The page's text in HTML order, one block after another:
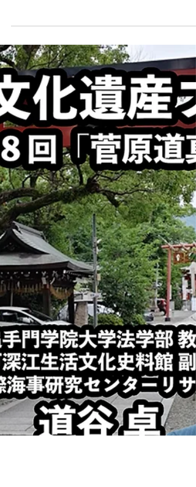
去の歴史を今に伝える「海洋文化遺産」を「水中考古学
という分野を基本として、本プロジェクトに携わる専門
の意見を交えながら学際的研究として行います。プロジ
クトは前半と後半に分かれており、前期は2024年８月〜
2025年９月までとなり、今回は後期の公募です。 後期
は、公募に応じて選出された市民が、「課題テーマ」に
った調査をし、その成果を発表します。また、その成果
まとめていく過程を、関与した全ての人々による成果（
総合知）として記録し、インターネットやメディアを通
て周知。成果がどう創出されたかを明らかにしていきま
す。